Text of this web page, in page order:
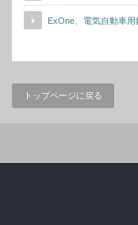
ExOne、電気自動車
トップページに戻る